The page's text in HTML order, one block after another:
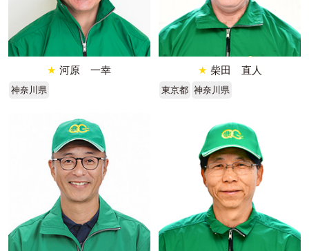
★ 河原 一幸
神奈川県
★ 柴田 直人
東京都 神奈川県